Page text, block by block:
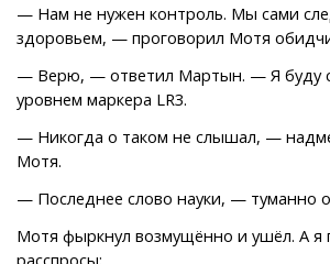
— Нам не нужен контроль. Мы сами
здоровьем, — проговорил Мотя
— Верю, — ответил Мартын. — Я буду
уровнем маркера LR3.
— Никогда о таком не слышал, —
Мотя.
— Последнее слово науки, — туманно
Мотя фыркнул возмущённо и ушёл. А я
расспросы: